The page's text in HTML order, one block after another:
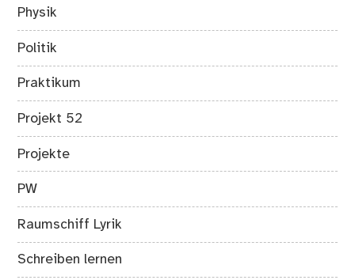
Physik
Politik
Praktikum
Projekt 52
Projekte
PW
Raumschiff Lyrik
Schreiben lernen